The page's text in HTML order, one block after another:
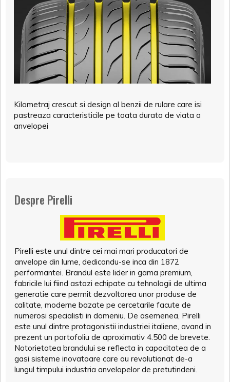
Kilometraj crescut si design al benzii de rulare care isi
pastreaza caracteristicile pe toata durata de viata a
anvelopei
Despre Pirelli
Pirelli este unul dintre cei mai mari producatori de
anvelope din lume, dedicandu-se inca din 1872
performantei. Brandul este lider in gama premium,
fabricile lui fiind astazi echipate cu tehnologii de ultima
generatie care permit dezvoltarea unor produse de
calitate, moderne bazate pe cercetarile facute de
numerosi specialisti in domeniu. De asemenea, Pirelli
este unul dintre protagonistii industriei italiene, avand in
prezent un portofoliu de aproximativ 4.500 de brevete.
Notorietatea brandului se reflecta in capacitatea de a
gasi sisteme inovatoare care au revolutionat de-a
lungul timpului industria anvelopelor de pretutindeni.